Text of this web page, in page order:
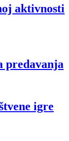
aktivnosti
predavanja
igre